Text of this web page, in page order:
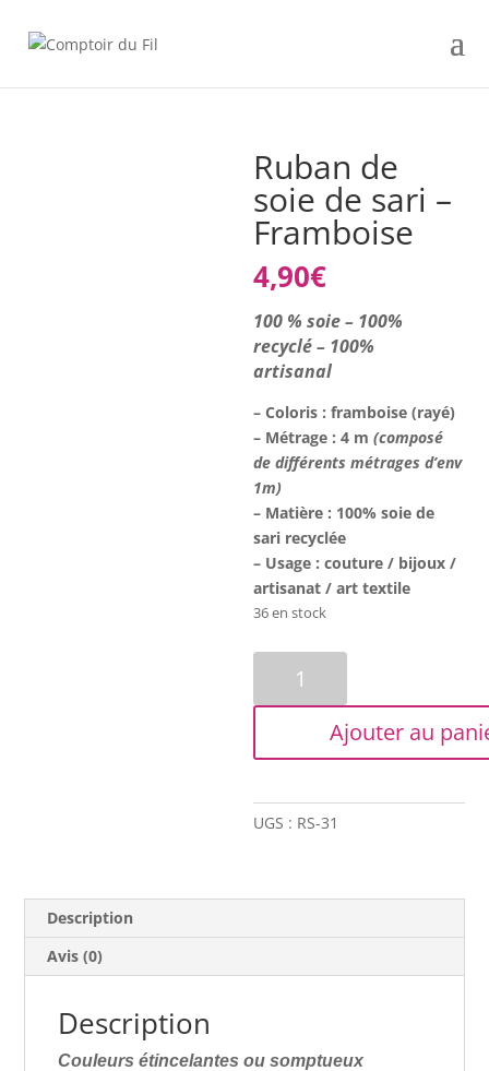
Ruban de
soie de sari –
Framboise
4,90€
100 % soie – 100%
recyclé – 100%
artisanal
– Coloris : framboise (rayé)
– Métrage : 4 m(composé
de différents métrages d’env
1m)
– Matière : 100% soie de
sari recyclée
– Usage : couture / bijoux /
artisanat / art textile
36 en stock
Ruban
soie
sari
Ajouter au
UGS : RS-31
Description
Avis (0)
Description
Couleurs étincelantes ou somptueux